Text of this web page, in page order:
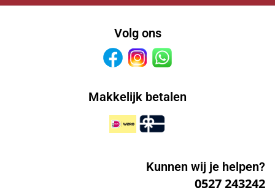
Volg ons
FacebookInstagram
Makkelijk betalen
Kunnen wij je helpen?
0527 243242